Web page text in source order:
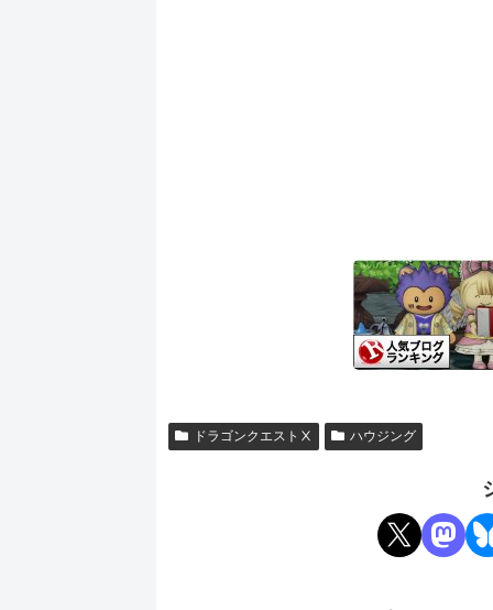
ドラゴンクエストⅩ ハウジング